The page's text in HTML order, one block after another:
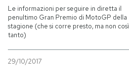
Le informazioni per seguire in diretta il
penultimo Gran Premio di MotoGP della
stagione (che si corre presto, ma non così
tanto)
29/10/2017